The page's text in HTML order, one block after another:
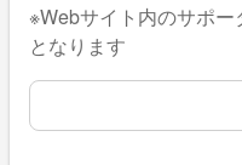
※Webサイト内のサポ
となります
登録名（店舗名・会社名